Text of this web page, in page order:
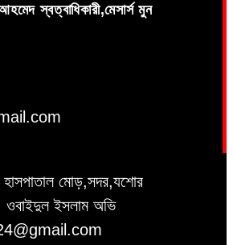
স্বত্বাধিকারী,মেসার্স মুন
হাসপাতাল মোড়,সদর,যশোর
: ওবাইদুল ইসলাম অভি